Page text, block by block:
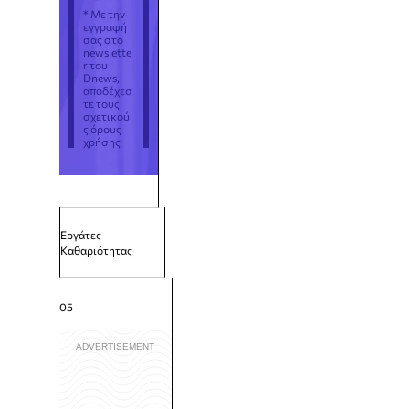
* Με την
εγγραφή
σας στο
newslette
r του
Dnews,
αποδέχεσ
τε τους
σχετικού
ς όρους
χρήσης
Εργάτες
Καθαριότητας
05